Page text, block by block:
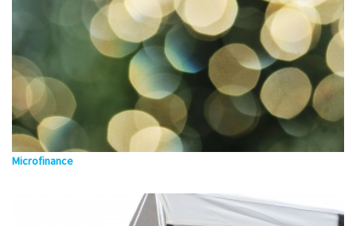
Microfinance